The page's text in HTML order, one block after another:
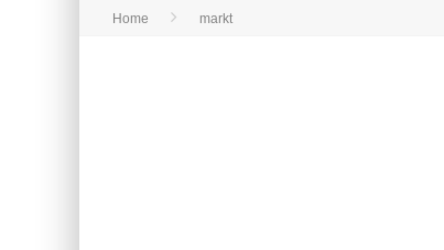
Home markt